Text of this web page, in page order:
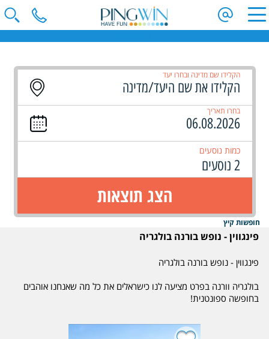
הקלידו שם מדינה ובחרו יעד
בחרו תאריך
כמות נוסעים
2 נוסעים
הצג תוצאות
חופשות קיץ
פינגווין - נופש בורנה בולגריה
פינגווין - נופש בורנה בולגריה
בולגריה וורנה בפרט מציעה לנו כישראלים את כל מה שאנחנו אוהבים
בחופשה ספונטנית!
ובילוי, אטרקציות לכל הגילאים ומחיר ללא תחרות!